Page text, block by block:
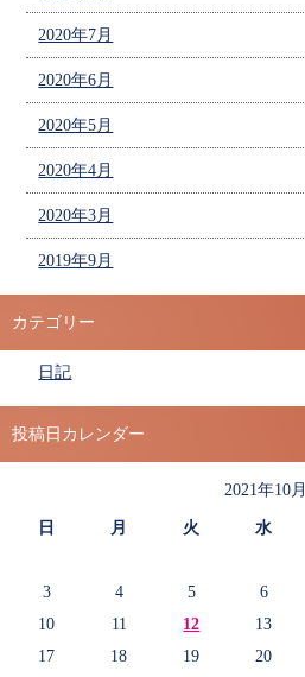
2020年7月
2020年6月
2020年5月
2020年4月
2020年3月
2019年9月
カテゴリー
日記
投稿日カレンダー
2021年10月
日 月 火 水
3
4 5 6
10
11 12 13
17
18 19 20